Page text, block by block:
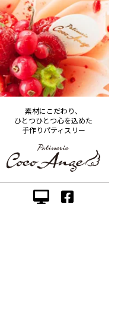
素材にこだわり、
ひとつひとつ心を込めた
手作りパティスリー